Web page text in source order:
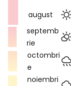
august
septemb
rie
octombri
e
noiembri